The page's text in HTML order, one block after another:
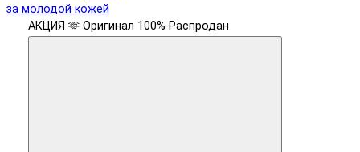
за молодой кожей
АКЦИЯ 🫶 Оригинал 100% Распродан